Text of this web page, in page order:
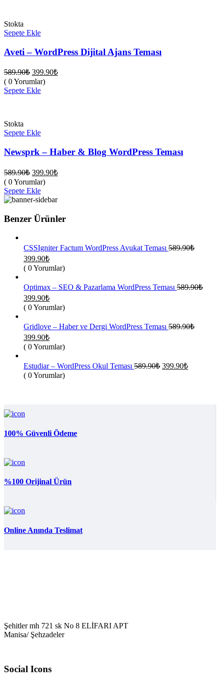
Stokta
Sepete Ekle
Aveti – WordPress Dijital Ajans Teması
589.90₺ Orijinal
fiyat:
589.90₺.
399.90₺Şu
( 0 Yorumlar)
Sepete Ekle
Stokta
Sepete Ekle
Newsprk – Haber & Blog WordPress Teması
589.90₺ Orijinal
fiyat:
589.90₺.
399.90₺Şu
399.90₺.
( 0 Yorumlar)
Sepete Ekle
Benzer Ürünler
CSSIgniter Factum WordPress Avukat Teması 589.90₺
Orijinal
fiyat:
399.90₺Şu
andaki
fiyat:
399.90₺.
( 0 Yorumlar)
Optimax – SEO & Pazarlama WordPress Teması 589.90₺
Orijinal
fiyat:
399.90₺Şu
andaki
fiyat:
399.90₺.
( 0 Yorumlar)
Gridlove – Haber ve Dergi WordPress Teması 589.90₺
Orijinal
fiyat:
399.90₺Şu
andaki
fiyat:
399.90₺.
( 0 Yorumlar)
Estudiar – WordPress Okul Teması 589.90₺ Orijinal
399.90₺Şu
( 0 Yorumlar)
100% Güvenli Ödeme
%100 Orijinal Ürün
Online Anında Teslimat
Şehitler mh 721 sk No 8 ELİFARI APT
Manisa/ Şehzadeler
Social Icons